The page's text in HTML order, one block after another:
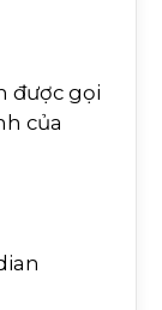
được gọi
của